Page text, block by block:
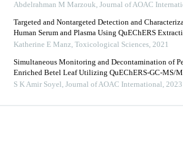
Abdelrahman M Marzouk, Journal of AOAC
Targeted and Nontargeted Detection and
Human Serum and Plasma Using QuEChERS
Katherine E Manz, Toxicological Sciences, 2021
Simultaneous Monitoring and Decontamination of
Enriched Betel Leaf Utilizing QuEChERS-GC-MS/
S K Amir Soyel, Journal of AOAC International, 2023